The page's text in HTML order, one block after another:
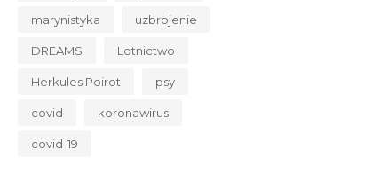
marynistyka uzbrojenie
DREAMS Lotnictwo
Herkules Poirot psy
covid koronawirus
covid-19